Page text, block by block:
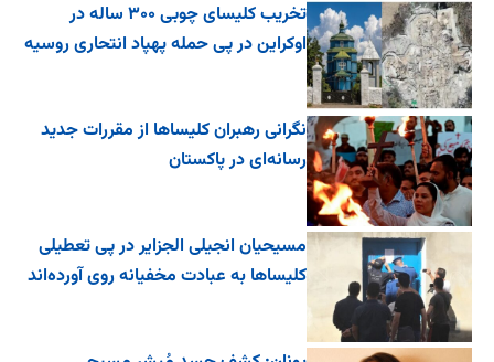
تخریب کلیسای چوبی ۳۰۰ ساله در
اوکراین در پی حمله پهپاد انتحاری روسیه
نگرانی رهبران کلیساها از مقررات جدید
رسانه‌ای در پاکستان
مسیحیان انجیلی الجزایر در پی تعطیلی
کلیساها به عبادت مخفیانه روی آورده‌اند